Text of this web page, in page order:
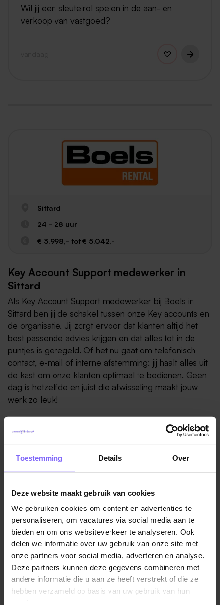
Toestemming Details Over
Deze website maakt gebruik van cookies
We gebruiken cookies om content en advertenties te
personaliseren, om vacatures via social media aan te
bieden en om ons websiteverkeer te analyseren. Ook
delen we informatie over uw gebruik van onze site met
onze partners voor social media, adverteren en analyse.
Deze partners kunnen deze gegevens combineren met
andere informatie die u aan ze heeft verstrekt of die ze
hebben verzameld op basis van uw gebruik van hun
Wil jij een sleutelrol spelen in de aan- en
verkoop van vastgoed?
Sittard
24 - 28 uur
€ 3.998,- tot € 5.042,-
Key Account Support medewerker in
Sittard
Als Key Account Support medewerker bij Boels in
Sittard ben jij de schakel tussen onze Key accounts en
de organisatie. Jij zorgt ervoor dat klanten altijd het
best passende advies krijgen en dat alles tot in de
puntjes is geregeld. Of het nu gaat om telefonisch
contact, e-mail of interne afstemming: jij haalt alles uit
de kast om onze klanten optimaal te bedienen. Geen
dag is hetzelfde en juist die afwisseling maakt jouw
werk zo leuk!
Samen met je collega’s zorg je voor een vlekkeloze
dienstverlening aan onze Key accounts. Je werkt nauw
samen met Key Account Managers, collega’s in de
filialen en Area Managers van zowel General Rental
als onze gespecialiseerde Business Units. Dit doe je
collega’s in de hele Benelux. Met jouw commerciële
inzicht, servicegerichte instelling en sterke
communicatieve vaardigheden weet je klanten steeds
weer positief te verrassen. Jij zorgt ervoor dat het
juiste product, op het juiste moment en op de juiste
locatie beschikbaar is.
Jouw belangrijkste taken:
Adviseren en ondersteunen van Key accounts via